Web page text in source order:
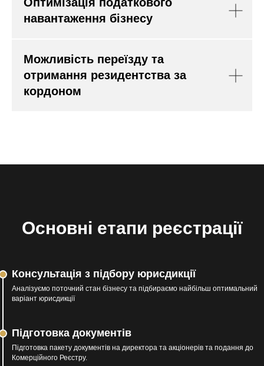
навантаження бізнесу
Можливість переїзду та
отримання резидентства за
кордоном
Основні етапи реєстрації
Консультація з підбору юрисдикції
Аналізуємо поточний стан бізнесу та підбираємо найбільш оптимальний
варіант юрисдикції
Підготовка документів
Підготовка пакету документів на директора та акціонерів та подання до
Комерційного Реєстру.